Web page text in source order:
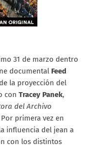
31 de marzo dentro
documental Feed
la proyección del
con Tracey Panek,
del Archivo
Por primera vez en
influencia del jean a
con los distintos